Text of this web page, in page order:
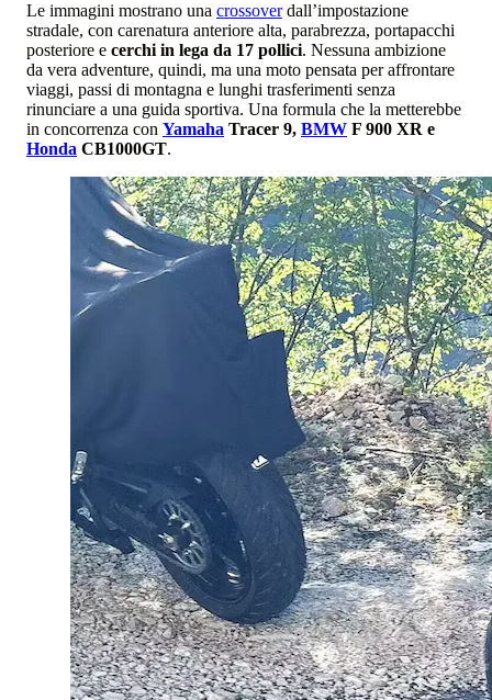
Le immagini mostrano una crossoverdall’impostazione
stradale, con carenatura anteriore alta, parabrezza, portapacchi
posteriore e cerchi in lega da 17 pollici. Nessuna ambizione
da vera adventure, quindi, ma una moto pensata per affrontare
viaggi, passi di montagna e lunghi trasferimenti senza
rinunciare a una guida sportiva. Una formula che la metterebbe
in concorrenza con Yamaha Tracer 9, BMW F 900 XR e
Honda CB1000GT.